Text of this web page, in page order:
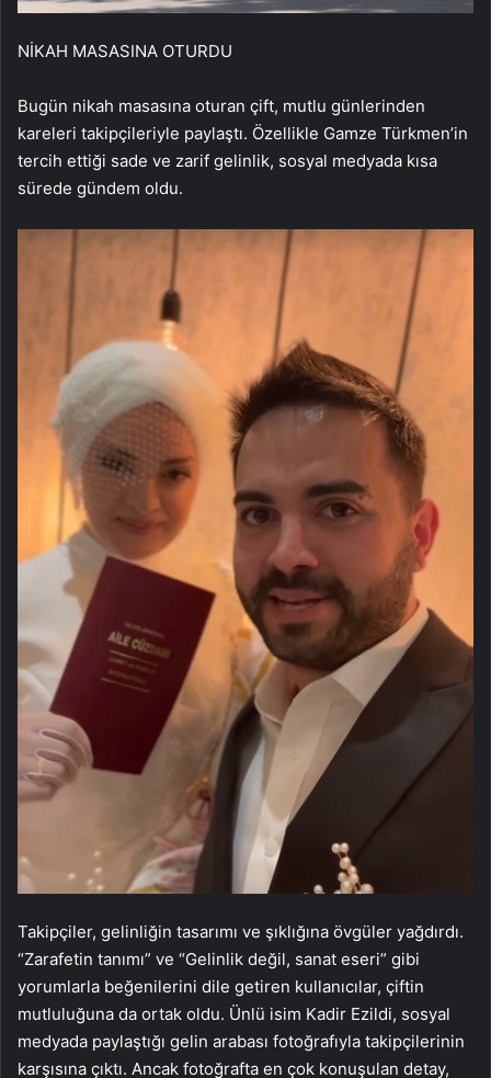
NİKAH MASASINA OTURDU
Bugün nikah masasına oturan çift, mutlu günlerinden
kareleri takipçileriyle paylaştı. Özellikle Gamze Türkmen’in
tercih ettiği sade ve zarif gelinlik, sosyal medyada kısa
sürede gündem oldu.
Takipçiler, gelinliğin tasarımı ve şıklığına övgüler yağdırdı.
“Zarafetin tanımı” ve “Gelinlik değil, sanat eseri” gibi
yorumlarla beğenilerini dile getiren kullanıcılar, çiftin
mutluluğuna da ortak oldu. Ünlü isim Kadir Ezildi, sosyal
medyada paylaştığı gelin arabası fotoğrafıyla takipçilerinin
karşısına çıktı. Ancak fotoğrafta en çok konuşulan detay,